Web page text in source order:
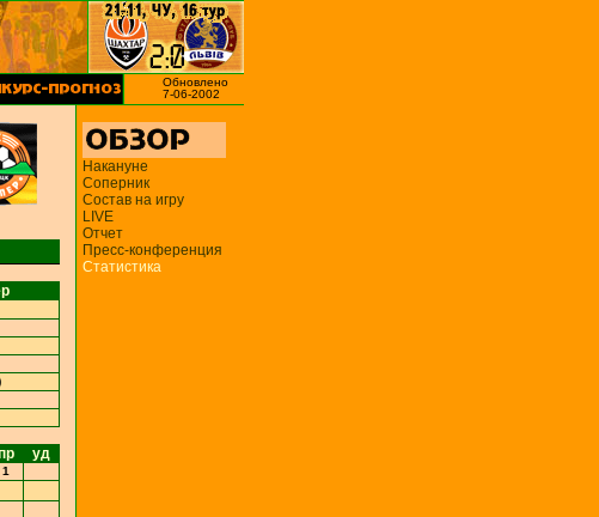
Обновлено
7-06-2002
уд
1
Накануне
Соперник
Состав на игру
LIVE
Отчет
Пресс-конференция
Статистика